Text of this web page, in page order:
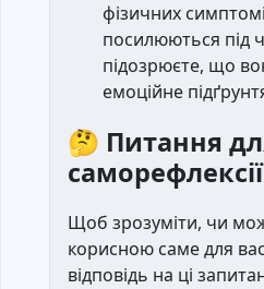
фізичних
посилюються під
підозрюєте, що
емоційне
🤔 Питання
саморефлексії
Щоб зрозуміти, чи
корисною саме для
відповідь на ці